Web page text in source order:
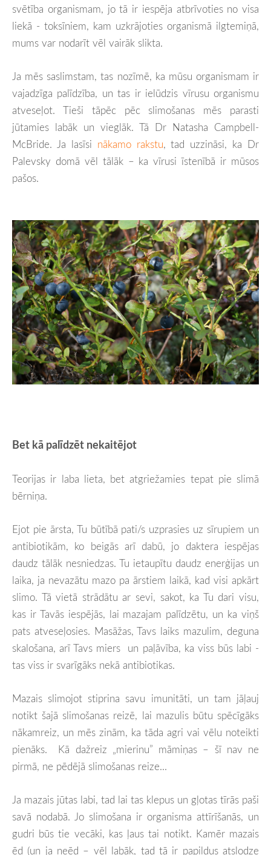
svētība organismam, jo tā ir iespēja atbrīvoties no visa
liekā - toksīniem, kam uzkrājoties organismā ilgtemiņā,
mums var nodarīt vēl vairāk slikta.
Ja mēs saslimstam, tas nozīmē, ka mūsu organismam ir
vajadzīga palīdzība, un tas ir ielūdzis vīrusu organismu
atveseļot. Tieši tāpēc pēc slimošanas mēs parasti
jūtamies labāk un vieglāk. Tā Dr Natasha Campbell-
McBride. Ja lasīsi nākamo rakstu, tad uzzināsi, ka Dr
Palevsky domā vēl tālāk – ka vīrusi īstenībā ir mūsos
pašos.
Bet kā palīdzēt nekaitējot
Teorijas ir laba lieta, bet atgriežamies tepat pie slimā
bērniņa.
Ejot pie ārsta, Tu būtībā pati/s uzprasies uz sīrupiem un
antibiotikām, ko beigās arī dabū, jo daktera iespējas
daudz tālāk nesniedzas. Tu ietaupītu daudz enerģijas un
laika, ja nevazātu mazo pa ārstiem laikā, kad visi apkārt
slimo. Tā vietā strādātu ar sevi, sakot, ka Tu dari visu,
kas ir Tavās iespējās, lai mazajam palīdzētu, un ka viņš
pats atveseļosies. Masāžas, Tavs laiks mazulim, deguna
skalošana, arī Tavs miers un paļāvība, ka viss būs labi -
tas viss ir svarīgāks nekā antibiotikas.
Mazais slimojot stiprina savu imunitāti, un tam jāļauj
notikt šajā slimošanas reizē, lai mazulis būtu spēcīgāks
nākamreiz, un mēs zinām, ka tāda agri vai vēlu noteikti
pienāks. Kā dažreiz „mierinu” māmiņas – šī nav ne
pirmā, ne pēdējā slimošanas reize...
Ja mazais jūtas labi, tad lai tas klepus un gļotas tīrās paši
savā nodabā. Jo slimošana ir organisma attīrīšanās, un
gudri būs tie vecāki, kas ļaus tai notikt. Kamēr mazais
ēd (un ja neēd – vēl labāk, tad tā ir papildus atslodze